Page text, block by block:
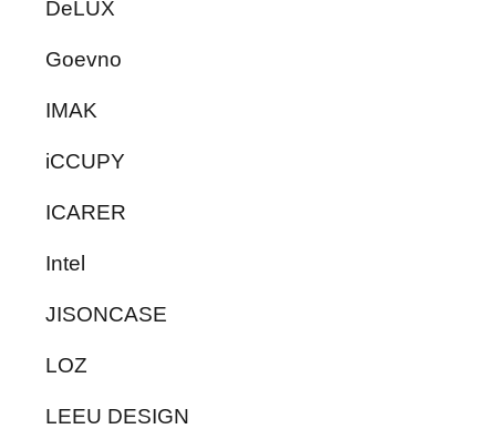
DeLUX
Goevno
IMAK
iCCUPY
ICARER
Intel
JISONCASE
LOZ
LEEU DESIGN